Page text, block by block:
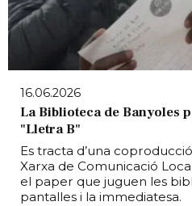
16.06.2026
La Biblioteca de Banyoles
"Lletra B"
Es tracta d’una
Xarxa de Comunicació
el paper que juguen les
pantalles i la immediatesa.